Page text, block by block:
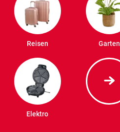
Reisen Garten
Elektro